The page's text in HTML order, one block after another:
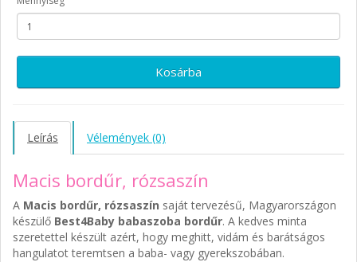
Kosárba
Leírás Vélemények (0)
Macis bordűr, rózsaszín
A Macis bordűr, rózsaszín saját tervezésű, Magyarországon
készülő Best4Baby babaszoba bordűr. A kedves minta
szeretettel készült azért, hogy meghitt, vidám és barátságos
hangulatot teremtsen a baba- vagy gyerekszobában.